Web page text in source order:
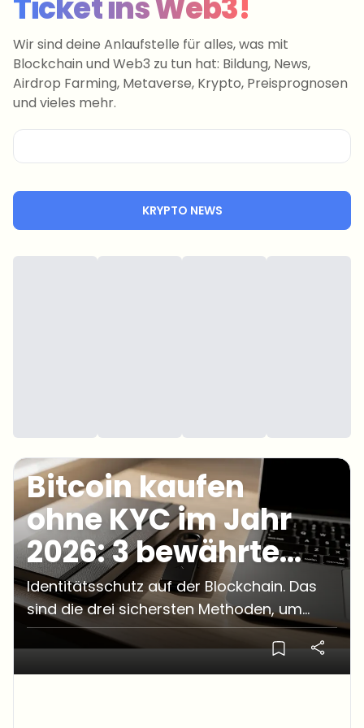
Ticket ins Web3!
Wir sind deine Anlaufstelle für alles, was mit
Blockchain und Web3 zu tun hat: Bildung, News,
Airdrop Farming, Metaverse, Krypto, Preisprognosen
und vieles mehr.
KRYPTO NEWS
Bitcoin kaufen
ohne KYC im Jahr
2026: 3 bewährte
Wege
Identitätsschutz auf der Blockchain. Das
sind die drei sichersten Methoden, um
Bitcoin im Jahr 2026 komplett ohne KYC-
Verifizierung zu erwerben.